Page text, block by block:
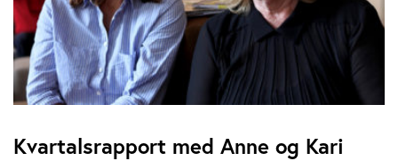
Kvartalsrapport med Anne og Kari